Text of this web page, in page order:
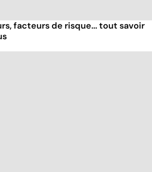
facteurs de risque... tout savoir